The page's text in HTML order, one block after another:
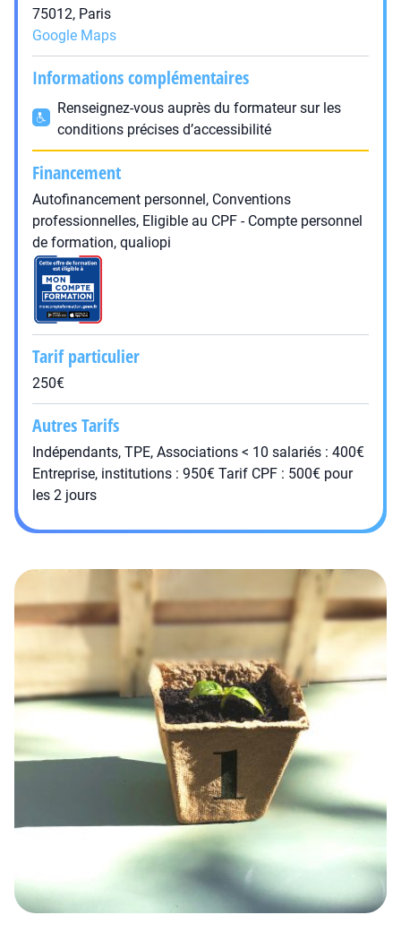
75012, Paris
Google Maps
Informations complémentaires
Renseignez-vous auprès du formateur sur les
conditions précises d’accessibilité
Financement
Autofinancement personnel, Conventions
professionnelles, Eligible au CPF - Compte personnel
de formation, qualiopi
Tarif particulier
250€
Autres Tarifs
Indépendants, TPE, Associations < 10 salariés : 400€
Entreprise, institutions : 950€ Tarif CPF : 500€ pour
les 2 jours